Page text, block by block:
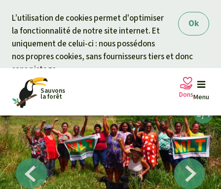
Ok
L’utilisation de cookies permet d'optimiser
la fonctionnalité de notre site internet. Et
uniquement de celui-ci : nous possédons
nos propres cookies, sans fournisseurs tiers et donc
sans pistage.
Sauvons
la forêt Menu
Pétitions
Projets
Dons
Votre soutien est capital
Don général